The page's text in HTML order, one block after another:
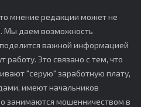
мнение редакции может не
Мы даем возможность
важной информацией
работу. Это связано с тем, что
"серую" заработную плату,
имеют начальников
занимаются мошенничеством в